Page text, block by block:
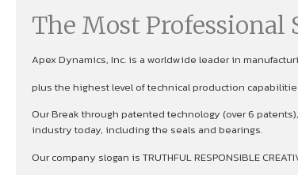
The Most
Apex Dynamics, Inc. is a worldwide leader in
plus the highest level of technical production
Our Break through patented technology (over 6
industry today, including the seals and bearings.
Our company slogan is TRUTHFUL RESPONSIBLE